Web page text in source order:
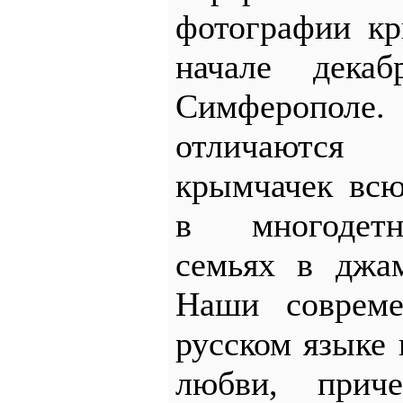
фотографии
начале
крымчачек
в
семьях в
Наши
русском
любви,